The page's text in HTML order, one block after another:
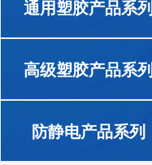
通用塑胶产品系列
高级塑胶产品系列
防静电产品系列